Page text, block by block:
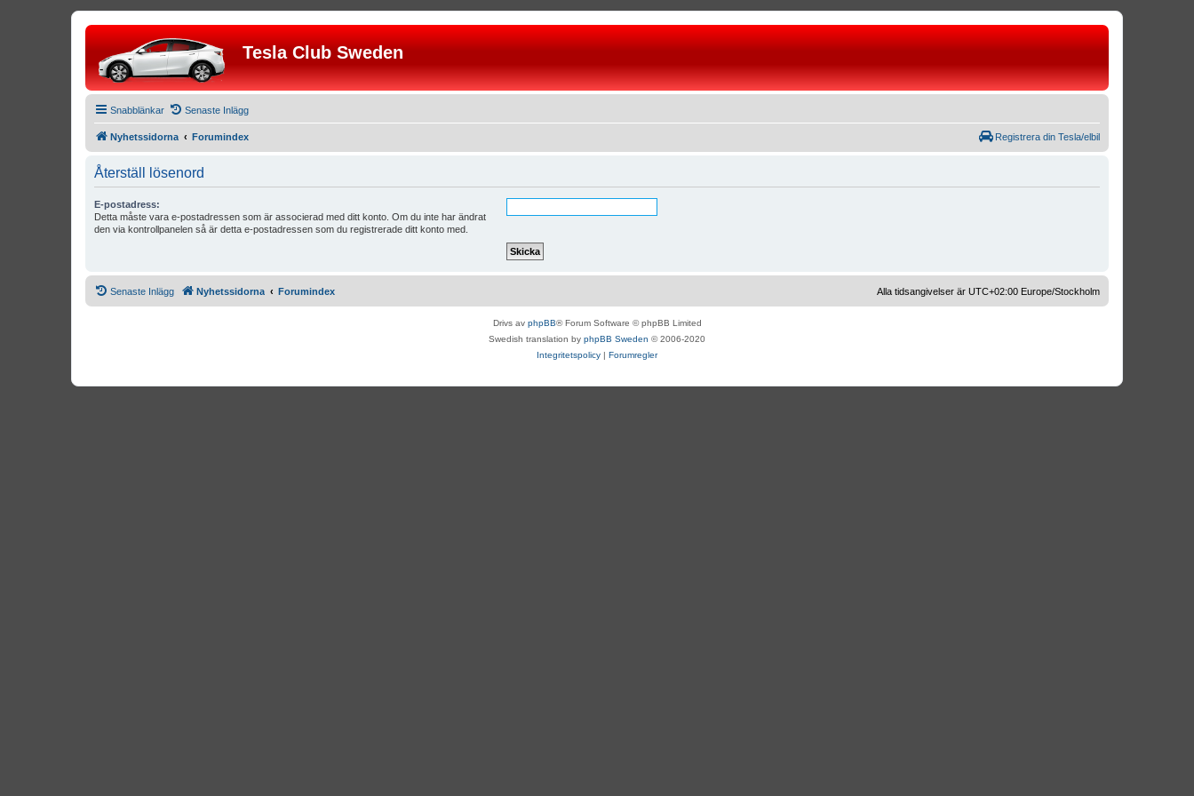
Tesla Club Sweden
Snabblänkar Senaste Inlägg
Nyhetssidorna Forumindex Registrera din Tesla/elbil
Återställ lösenord
E-postadress:
Detta måste vara e-postadressen som är associerad med ditt konto. Om du inte har ändrat
den via kontrollpanelen så är detta e-postadressen som du registrerade ditt konto med.
Senaste Inlägg Nyhetssidorna Forumindex Alla tidsangivelser är UTC+02:00 Europe/Stockholm
Drivs av phpBB® Forum Software © phpBB Limited
Swedish translation by phpBB Sweden © 2006-2020
Integritetspolicy | Forumregler